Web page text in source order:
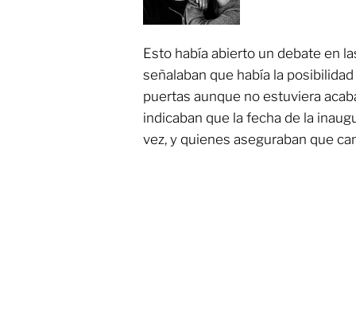
Esto había abierto un debate en
señalaban que había la
puertas aunque no estuviera
indicaban que la fecha de la
vez, y quienes aseguraban que